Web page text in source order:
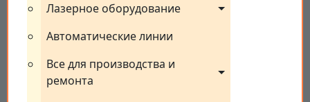
Лазерное оборудование
Автоматические линии
Все для производства и
ремонта